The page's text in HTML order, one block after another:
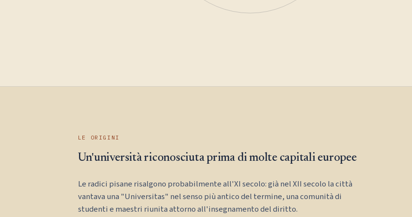
LE ORIGINI
Un'università riconosciuta prima di molte capitali europee
Le radici pisane risalgono probabilmente all'XI secolo: già nel XII secolo la città
vantava una "Universitas" nel senso più antico del termine, una comunità di
studenti e maestri riunita attorno all'insegnamento del diritto.